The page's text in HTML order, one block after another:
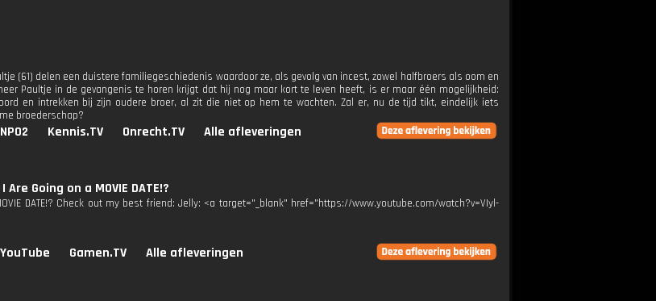
(61) delen een duistere familiegeschiedenis waardoor ze, als gevolg van incest, zowel halfbroers als oom en
Paultje in de gevangenis te horen krijgt dat hij nog maar kort te leven heeft, is er maar één mogelijkheid:
en intrekken bij zijn oudere broer, al zit die niet op hem te wachten. Zal er, nu de tijd tikt, eindelijk iets
broederschap?
NPO2 Kennis.TV Onrecht.TV Alle afleveringen
Going on a MOVIE DATE!?
DATE!? Check out my best friend: Jelly: <a target="_blank" href="https://www.youtube.com/watch?v=VIyl-
YouTube Gamen.TV Alle afleveringen